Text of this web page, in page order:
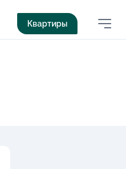
Квартиры